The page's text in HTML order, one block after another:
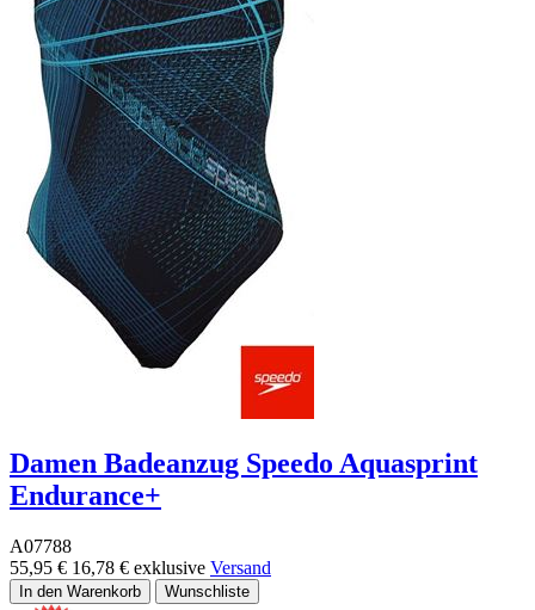
Damen Badeanzug Speedo Aquasprint
Endurance+
A07788
55,95 € 16,78 € exklusive Versand